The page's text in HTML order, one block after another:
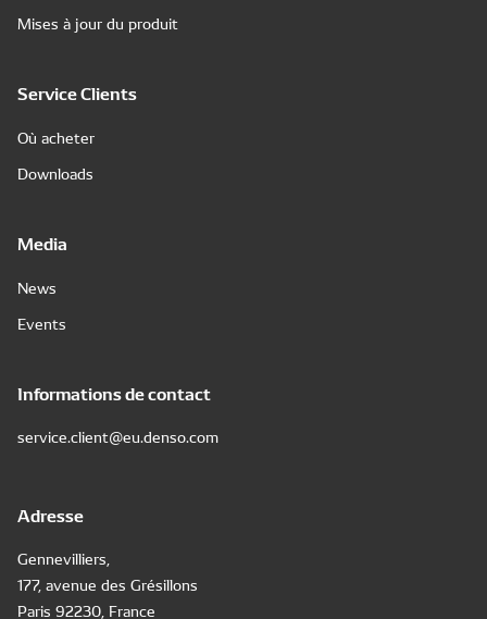
Mises à jour du produit
Service Clients
Où acheter
Downloads
Media
News
Events
Informations de contact
service.client@eu.denso.com
Adresse
Gennevilliers,
177, avenue des Grésillons
Paris 92230, France